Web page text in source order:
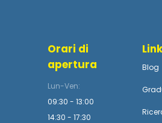
Orari di
apertura
Lun-Ven:
09:30 - 13:00
14:30 - 17:30
Blog